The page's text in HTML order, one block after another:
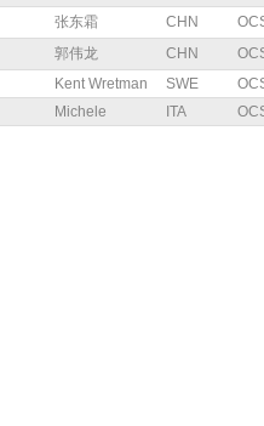
张东霜 CHN
郭伟龙 CHN
Kent Wretman SWE
Michele ITA